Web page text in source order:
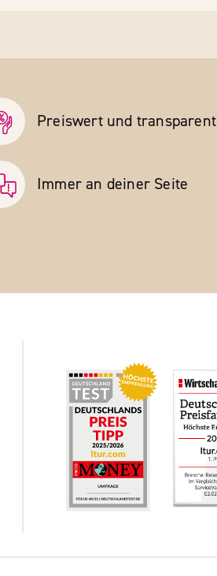
Preiswert und transparent
Immer an deiner Seite